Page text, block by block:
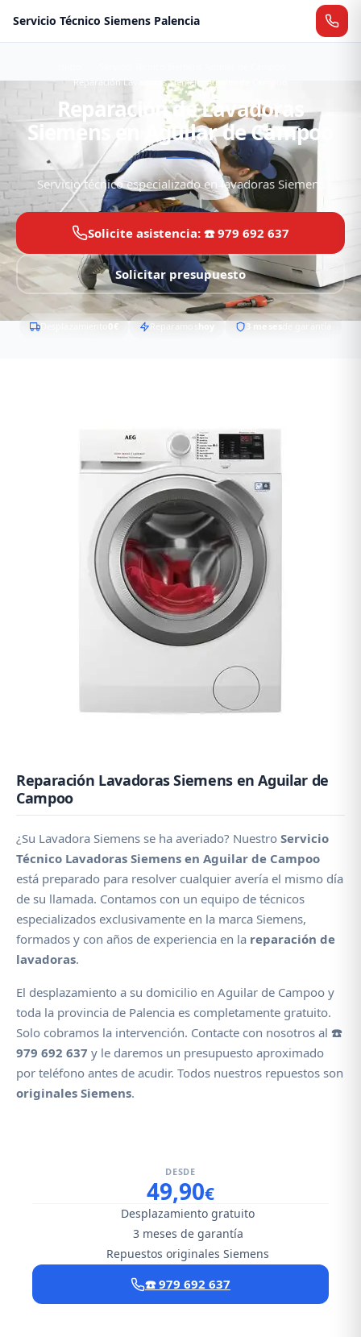
Servicio Técnico Siemens Palencia
Reparación Lavadoras Siemens Aguilar de Campoo
Reparación de Lavadoras
Siemens en Aguilar de Campoo
Servicio técnico especializado en lavadoras Siemens
Solicite asistencia: ☎️ 979 692 637
Solicitar presupuesto
Desplazamiento 0€ Reparamos hoy 3 mesesde garantía
Reparación Lavadoras Siemens en Aguilar de
Campoo
¿Su Lavadora Siemens se ha averiado? Nuestro Servicio
Técnico Lavadoras Siemens en Aguilar de Campoo
está preparado para resolver cualquier avería el mismo día
de su llamada. Contamos con un equipo de técnicos
especializados exclusivamente en la marca Siemens,
formados y con años de experiencia en la reparación de
lavadoras.
El desplazamiento a su domicilio en Aguilar de Campoo y
toda la provincia de Palencia es completamente gratuito.
Solo cobramos la intervención. Contacte con nosotros al ☎️
979 692 637 y le daremos un presupuesto aproximado
por teléfono antes de acudir. Todos nuestros repuestos son
originales Siemens.
DESDE
49,90€
Desplazamiento gratuito
3 meses de garantía
Repuestos originales Siemens
☎️ 979 692 637